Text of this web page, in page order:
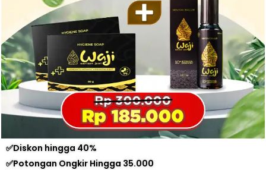
✅Diskon hingga 40%
✅Potongan Ongkir Hingga 35.000